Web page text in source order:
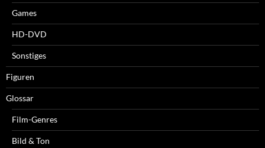
Games
HD-DVD
Sonstiges
Figuren
Glossar
Film-Genres
Bild & Ton